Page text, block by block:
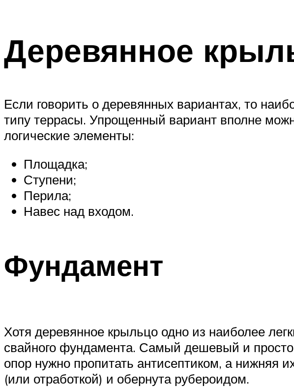
Деревянное
Если говорить о деревянных вариантах, то
типу террасы. Упрощенный вариант вполне
логические элементы:
Площадка;
Ступени;
Перила;
Навес над входом.
Фундамент
Хотя деревянное крыльцо одно из наиболее
свайного фундамента. Самый дешевый и
опор нужно пропитать антисептиком, а нижняя
(или отработкой) и обернута рубероидом.